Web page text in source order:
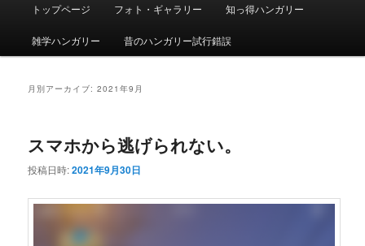
メ
イ
ン
サ
ブ
テ
トップページ フォト・ギャラリー 知っ得ハンガリー
雑学ハンガリー 昔のハンガリー試行錯誤
月別アーカイブ:2021年9月
スマホから逃げられない。
投稿日時:2021年9月30日